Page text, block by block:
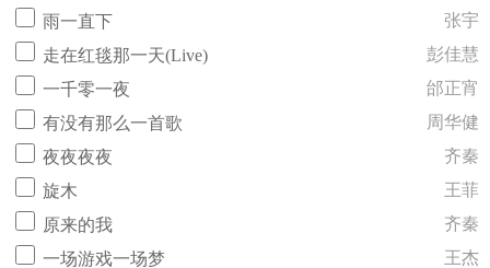
雨一直下
张宇
走在红毯那一天(Live)
彭佳慧
一千零一夜
邰正宵
有没有那么一首歌
周华健
夜夜夜夜
齐秦
旋木
王菲
原来的我
齐秦
一场游戏一场梦
王杰